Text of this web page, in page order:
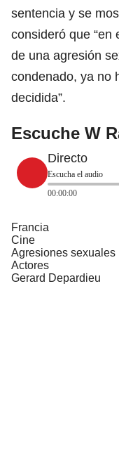
sentencia y se
consideró que “en
de una agresión
condenado, ya no
decidida”.
Escuche W
Directo
Escucha el audio
00:00:00
Francia
Cine
Agresiones sexuales
Actores
Gerard Depardieu